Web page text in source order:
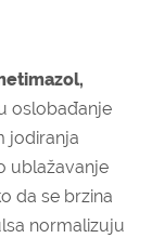
oslobađanje
jodiranja
ublažavanje
da se brzina
normalizuju